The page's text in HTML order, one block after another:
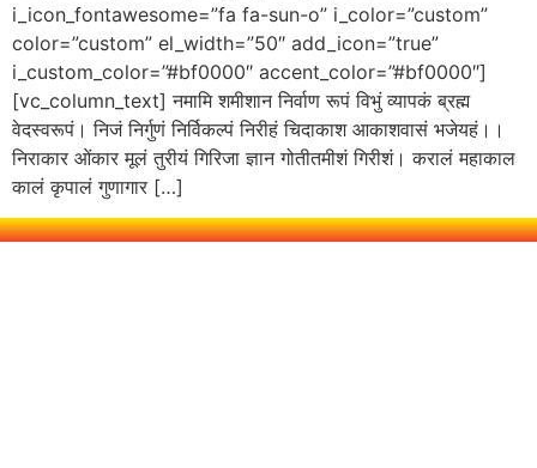
i_icon_fontawesome=”fa fa-sun-o” i_color=”custom”
color=”custom” el_width=”50″ add_icon=”true”
i_custom_color=”#bf0000″ accent_color=”#bf0000″]
[vc_column_text] नमामि शमीशान निर्वाण रूपं विभुं व्यापकं ब्रह्म
वेदस्वरूपं। निजं निर्गुणं निर्विकल्पं निरीहं चिदाकाश आकाशवासं भजेयहं।।
निराकार ओंकार मूलं तुरीयं गिरिजा ज्ञान गोतीतमीशं गिरीशं। करालं महाकाल
कालं कृपालं गुणागार […]